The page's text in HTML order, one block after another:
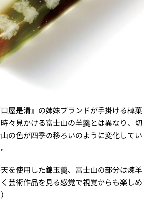
口屋是清』の姉妹ブランドが手掛ける棹菓
々見かける富士山の羊羹とは異なり、切
の色が四季の移ろいのように変化してい
を使用した錦玉羹、富士山の部分は煉羊
芸術作品を見る感覚で視覚からも楽しめ